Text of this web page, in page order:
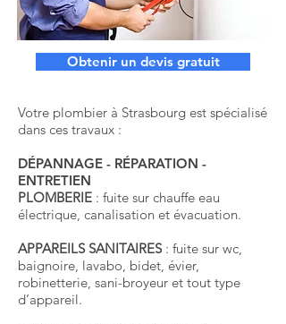
Votre plombier à Strasbourg est spécialisé
dans ces travaux :
DÉPANNAGE - RÉPARATION -
ENTRETIEN
PLOMBERIE : fuite sur chauffe eau
électrique, canalisation et évacuation.
APPAREILS SANITAIRES: fuite sur wc,
baignoire, lavabo, bidet, évier,
robinetterie, sani-broyeur et tout type
d’appareil.
Obtenir un devis gratuit